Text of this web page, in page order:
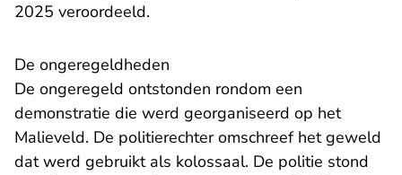
2025 veroordeeld.
De ongeregeldheden
De ongeregeld ontstonden rondom een
demonstratie die werd georganiseerd op het
Malieveld. De politierechter omschreef het geweld
dat werd gebruikt als kolossaal. De politie stond